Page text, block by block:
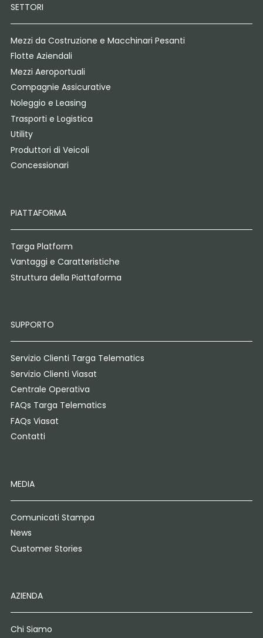
SETTORI
Mezzi da Costruzione e Macchinari Pesanti
Flotte Aziendali
Mezzi Aeroportuali
Compagnie Assicurative
Noleggio e Leasing
Trasporti e Logistica
Utility
Produttori di Veicoli
Concessionari
PIATTAFORMA
Targa Platform
Vantaggi e Caratteristiche
Struttura della Piattaforma
SUPPORTO
Servizio Clienti Targa Telematics
Servizio Clienti Viasat
Centrale Operativa
FAQs Targa Telematics
FAQs Viasat
Contatti
MEDIA
Comunicati Stampa
News
Customer Stories
AZIENDA
Chi Siamo